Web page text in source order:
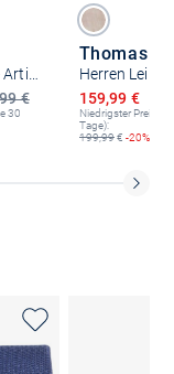
€
30
Herren
Ermäßigter
159,99 €
Niedrigster Preis
Tage):
199,99€ -20%